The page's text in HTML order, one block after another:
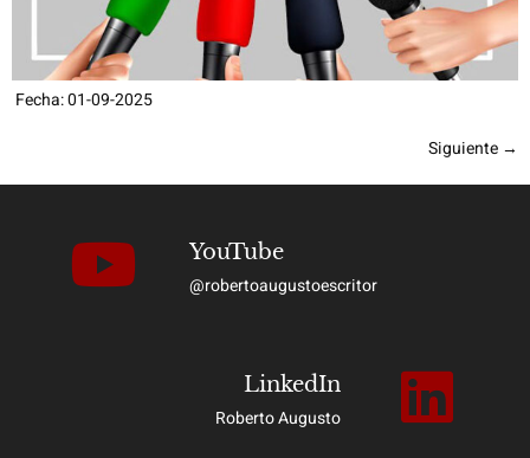
Fecha: 01-09-2025
Siguiente →
YouTube
@robertoaugustoescritor
LinkedIn
Roberto Augusto